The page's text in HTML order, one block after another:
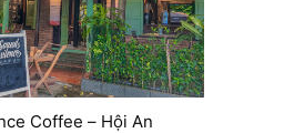
Coffee – Hội An